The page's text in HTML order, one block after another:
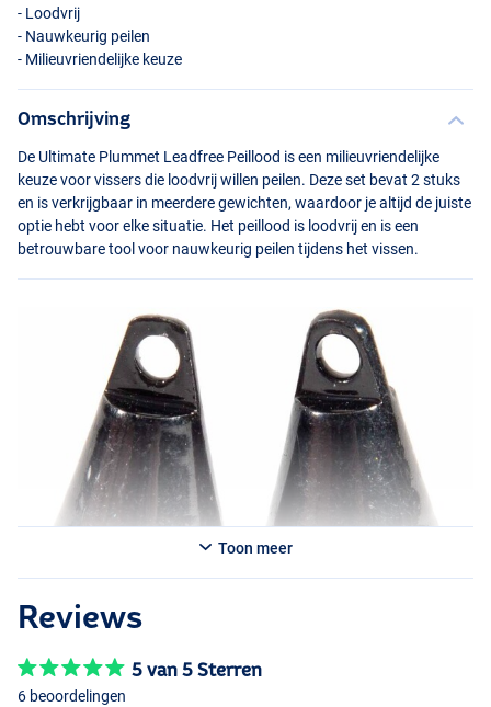
- Loodvrij
- Nauwkeurig peilen
- Milieuvriendelijke keuze
Omschrijving
De Ultimate Plummet Leadfree Peillood is een milieuvriendelijke
keuze voor vissers die loodvrij willen peilen. Deze set bevat 2 stuks
en is verkrijgbaar in meerdere gewichten, waardoor je altijd de juiste
optie hebt voor elke situatie. Het peillood is loodvrij en is een
betrouwbare tool voor nauwkeurig peilen tijdens het vissen.
Toon meer
Reviews
5 van 5 Sterren
6 beoordelingen